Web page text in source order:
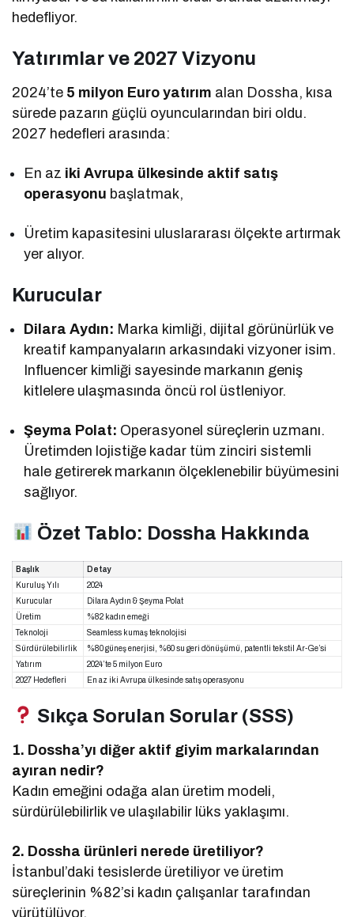
hedefliyor.
Yatırımlar ve 2027 Vizyonu
2024’te 5 milyon Euro yatırım alan Dossha, kısa
sürede pazarın güçlü oyuncularından biri oldu.
2027 hedefleri arasında:
En az iki Avrupa ülkesinde aktif satış
operasyonu başlatmak,
Üretim kapasitesini uluslararası ölçekte artırmak
yer alıyor.
Kurucular
Dilara Aydın: Marka kimliği, dijital görünürlük ve
kreatif kampanyaların arkasındaki vizyoner isim.
Influencer kimliği sayesinde markanın geniş
kitlelere ulaşmasında öncü rol üstleniyor.
Şeyma Polat: Operasyonel süreçlerin uzmanı.
Üretimden lojistiğe kadar tüm zinciri sistemli
hale getirerek markanın ölçeklenebilir büyümesini
sağlıyor.
Özet Tablo: Dossha Hakkında
Başlık
Detay
Kuruluş Yılı
2024
Kurucular
Dilara Aydın & Şeyma Polat
Üretim
%82 kadın emeği
Teknoloji
Seamless kumaş teknolojisi
Sürdürülebilirlik
%80 güneş enerjisi, %60 su geri dönüşümü, patentli tekstil Ar-Ge’si
Yatırım
2024’te 5 milyon Euro
2027 Hedefleri
En az iki Avrupa ülkesinde satış operasyonu
Sıkça Sorulan Sorular (SSS)
1. Dossha’yı diğer aktif giyim markalarından
ayıran nedir?
Kadın emeğini odağa alan üretim modeli,
sürdürülebilirlik ve ulaşılabilir lüks yaklaşımı.
2. Dossha ürünleri nerede üretiliyor?
İstanbul’daki tesislerde üretiliyor ve üretim
süreçlerinin %82’si kadın çalışanlar tarafından
yürütülüyor.